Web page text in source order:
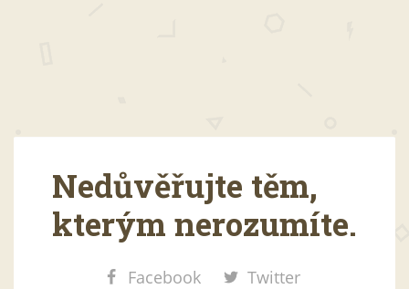
Nedůvěřujte těm,
kterým nerozumíte.
Facebook
Twitter